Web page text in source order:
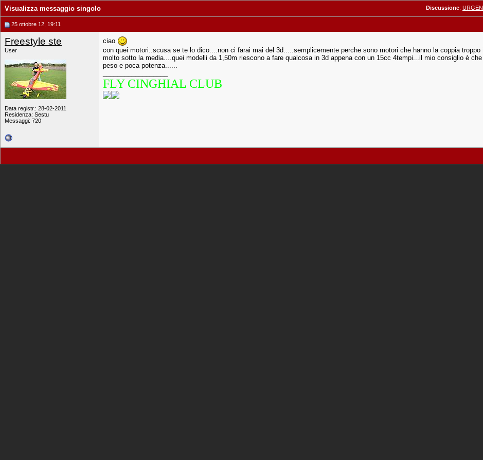
Discussione:
Visualizza messaggio singolo
25 ottobre 12, 19:11
Freestyle ste
User
Data registr.: 28-02-2011
Residenza: Sestu
Messaggi: 720
ciao
con quei motori..scusa se te lo dico....non ci farai mai del 3d.....semplicemente perche sono motori che hanno la coppia
molto sotto la media....quei modelli da 1,50m riescono a fare qualcosa in 3d appena con un 15cc 4tempi...il mio consiglio è
peso e poca potenza......
FLY CINGHIAL CLUB